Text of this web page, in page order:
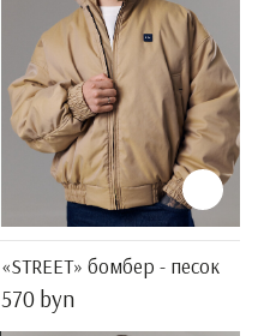
«STREET» бомбер - песок
570 byn